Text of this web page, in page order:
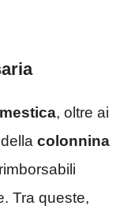
, oltre ai
colonnina
Tra queste,